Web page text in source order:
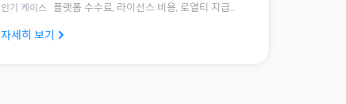
인기 케이스 플랫폼 수수료, 라이선스 비용, 로열티 지급...
자세히 보기